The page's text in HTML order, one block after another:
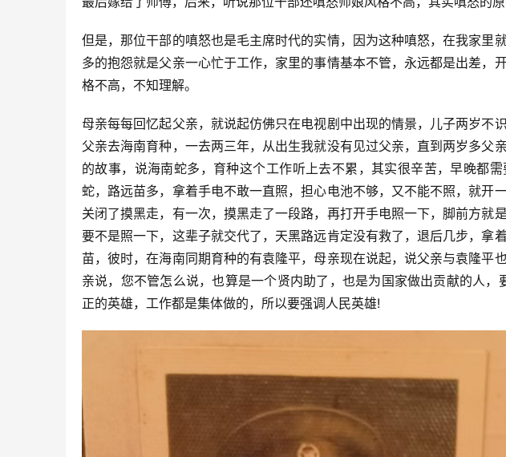
但是，那位干部的嗔怒也是毛主席时代的实情，因为这种嗔怒，在我家里
多的抱怨就是父亲一心忙于工作，家里的事情基本不管，永远都是出差，
格不高，不知理解。
母亲每每回忆起父亲，就说起仿佛只在电视剧中出现的情景，儿子两岁不
父亲去海南育种，一去两三年，从出生我就没有见过父亲，直到两岁多父
的故事，说海南蛇多，育种这个工作听上去不累，其实很辛苦，早晚都
蛇，路远苗多，拿着手电不敢一直照，担心电池不够，又不能不照，就开
关闭了摸黑走，有一次，摸黑走了一段路，再打开手电照一下，脚前方就
要不是照一下，这辈子就交代了，天黑路远肯定没有救了，退后几步，拿
苗，彼时，在海南同期育种的有袁隆平，母亲现在说起，说父亲与袁隆平
亲说，您不管怎么说，也算是一个贤内助了，也是为国家做出贡献的人
正的英雄，工作都是集体做的，所以要强调人民英雄!